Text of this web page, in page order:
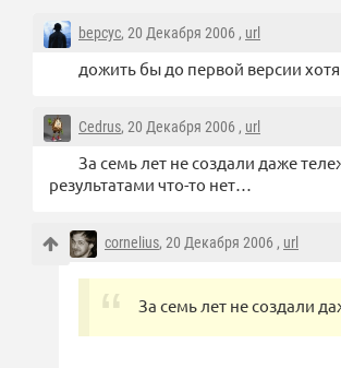
bepcyc, 20 Декабря 2006 , url
дожить бы до первой версии
Cedrus, 20 Декабря 2006 , url
За семь лет не создали даже
результатами что-то нет…
cornelius, 20 Декабря 2006 , url
За семь лет не создали